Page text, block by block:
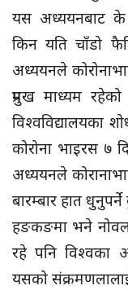
यस अध्ययनबाट के
किन यति चाँडो
अध्ययनले
प्रमुख माध्यम
विश्वविद्यालयका
कोरोना भाइरस ७
अध्ययनले
बारम्बार हात
हङकङमा भने नोवल
रहे पनि विश्वका
यसको